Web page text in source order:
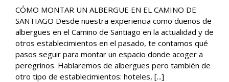
Cómo montar un albergue en el Camino de
Santiago
CÓMO MONTAR UN ALBERGUE EN EL CAMINO DE
SANTIAGO Desde nuestra experiencia como dueños de
albergues en el Camino de Santiago en la actualidad y de
otros establecimientos en el pasado, te contamos qué
pasos seguir para montar un espacio donde acoger a
peregrinos. Hablaremos de albergues pero también de
otro tipo de establecimientos: hoteles, [...]